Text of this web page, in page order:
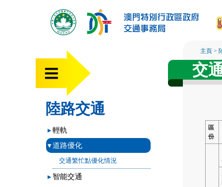
陸路交通
▸輕軌
▾道路優化
交通繁忙點優化情況
▸智能交通
主頁 >
交
區
份